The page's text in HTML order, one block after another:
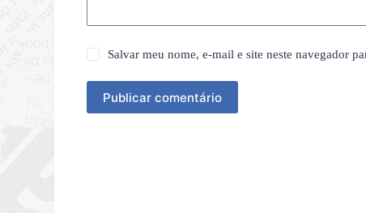
Salvar meu nome, e-mail e site neste navegador
Publicar comentário